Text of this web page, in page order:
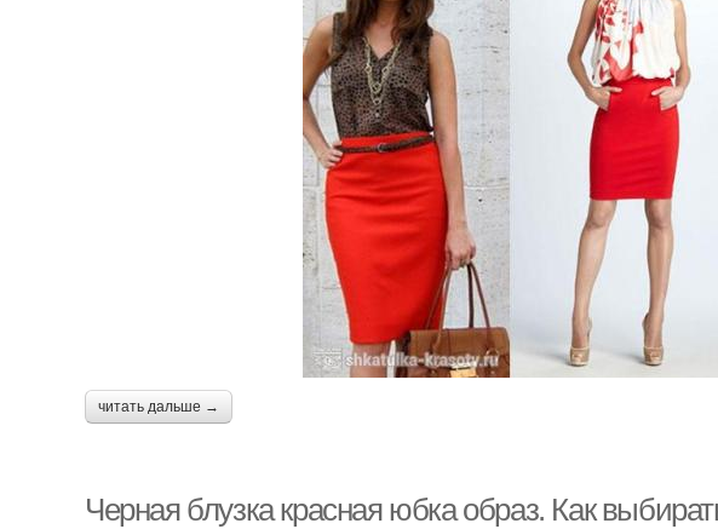
читать дальше →
Черная блузка красная юбка образ. Как